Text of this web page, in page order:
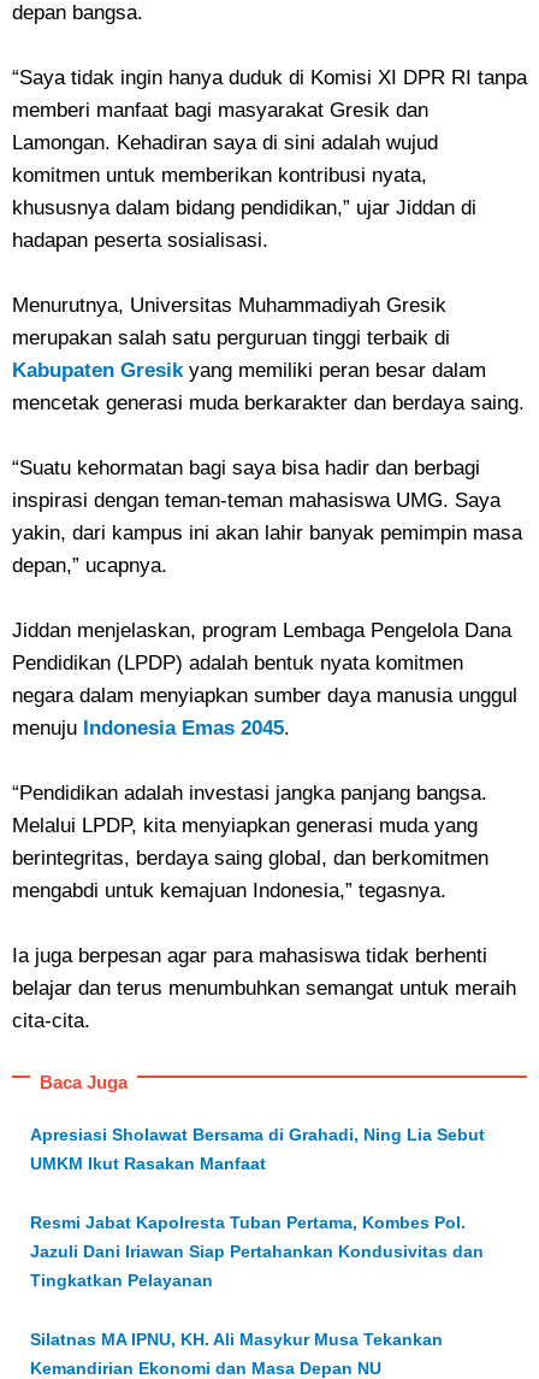
depan bangsa.
“Saya tidak ingin hanya duduk di Komisi XI DPR RI tanpa
memberi manfaat bagi masyarakat Gresik dan
Lamongan. Kehadiran saya di sini adalah wujud
komitmen untuk memberikan kontribusi nyata,
khususnya dalam bidang pendidikan,” ujar Jiddan di
hadapan peserta sosialisasi.
Menurutnya, Universitas Muhammadiyah Gresik
merupakan salah satu perguruan tinggi terbaik di
Kabupaten Gresikyang memiliki peran besar dalam
mencetak generasi muda berkarakter dan berdaya saing.
“Suatu kehormatan bagi saya bisa hadir dan berbagi
inspirasi dengan teman-teman mahasiswa UMG. Saya
yakin, dari kampus ini akan lahir banyak pemimpin masa
depan,” ucapnya.
Jiddan menjelaskan, program Lembaga Pengelola Dana
Pendidikan (LPDP) adalah bentuk nyata komitmen
negara dalam menyiapkan sumber daya manusia unggul
menuju Indonesia Emas 2045.
“Pendidikan adalah investasi jangka panjang bangsa.
Melalui LPDP, kita menyiapkan generasi muda yang
berintegritas, berdaya saing global, dan berkomitmen
mengabdi untuk kemajuan Indonesia,” tegasnya.
Ia juga berpesan agar para mahasiswa tidak berhenti
belajar dan terus menumbuhkan semangat untuk meraih
cita-cita.
Baca Juga
Apresiasi Sholawat Bersama di Grahadi, Ning Lia Sebut
UMKM Ikut Rasakan Manfaat
Resmi Jabat Kapolresta Tuban Pertama, Kombes Pol.
Jazuli Dani Iriawan Siap Pertahankan Kondusivitas dan
Tingkatkan Pelayanan
Silatnas MA IPNU, KH. Ali Masykur Musa Tekankan
Kemandirian Ekonomi dan Masa Depan NU